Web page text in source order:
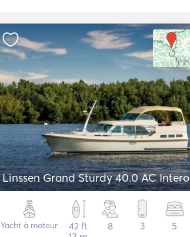
Linssen Grand Sturdy 40.0 AC Intero
Yacht à moteur
42 ft
8 3 5